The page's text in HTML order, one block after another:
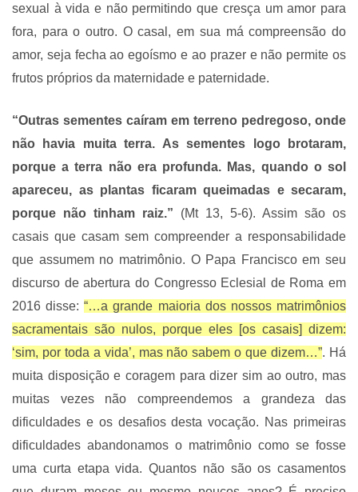
sexual à vida e não permitindo que cresça um amor para
fora, para o outro. O casal, em sua má compreensão do
amor, seja fecha ao egoísmo e ao prazer e não permite os
frutos próprios da maternidade e paternidade.
“Outras sementes caíram em terreno pedregoso, onde
não havia muita terra. As sementes logo brotaram,
porque a terra não era profunda. Mas, quando o sol
apareceu, as plantas ficaram queimadas e secaram,
porque não tinham raiz.” (Mt 13, 5-6). Assim são os
casais que casam sem compreender a responsabilidade
que assumem no matrimônio. O Papa Francisco em seu
discurso de abertura do Congresso Eclesial de Roma em
2016 disse:“…a grande maioria dos nossos matrimônios
sacramentais são nulos, porque eles [os casais] dizem:
‘sim, por toda a vida’, mas não sabem o que dizem…”. Há
muita disposição e coragem para dizer sim ao outro, mas
muitas vezes não compreendemos a grandeza das
dificuldades e os desafios desta vocação. Nas primeiras
dificuldades abandonamos o matrimônio como se fosse
uma curta etapa vida. Quantos não são os casamentos